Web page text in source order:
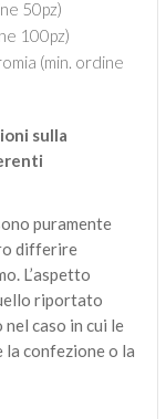
50pz)
100pz)
(min. ordine
sulla
puramente
differire
L’aspetto
riportato
caso in cui le
confezione o la